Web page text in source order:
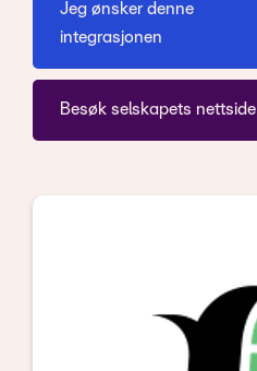
Jeg ønsker denne
integrasjonen
Besøk selskapets nettside